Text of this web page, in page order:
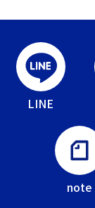
LINE
note